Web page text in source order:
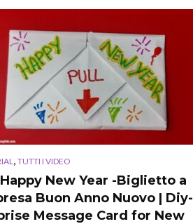
, TUTTI I VIDEO
Happy New Year -Biglietto a
Buon Anno Nuovo | Diy-
Message Card for New